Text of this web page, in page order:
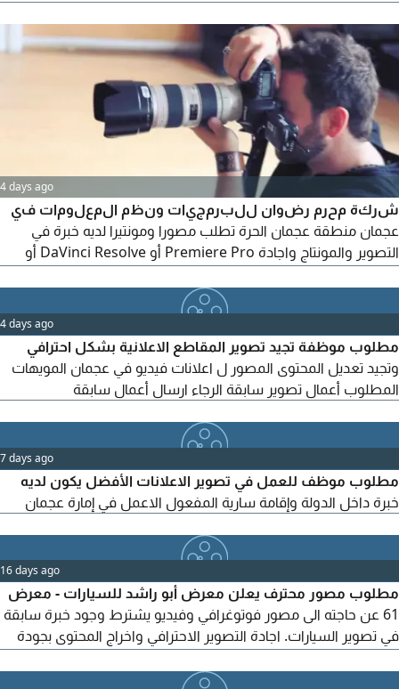
كامل ارسلي سيرتك وأعمالك
4 days ago
شركة محرم رضوان للبرمجيات ونظم المعلومات في
عجمان منطقة عجمان الحرة تطلب مصورا ومونتيرا لديه خبرة في
التصوير والمونتاج واجادة Premiere Pro أو DaVinci Resolve أو
حسب الخبرة. يرجى إرسال السيرة الذاتية مع نماذج من الأعمال
(Portfolio) عبر
4 days ago
مطلوب موظفة تجيد تصوير المقاطع الاعلانية بشكل احترافي
وتجيد تعديل المحتوى المصور ل اعلانات فيديو في عجمان المويهات
المطلوب أعمال تصوير سابقة الرجاء ارسال أعمال سابقة
7 days ago
مطلوب موظف للعمل في تصوير الاعلانات الأفضل يكون لديه
خبرة داخل الدولة وإقامة سارية المفعول الاعمل في إمارة عجمان
16 days ago
مطلوب مصور محترف يعلن معرض أبو راشد للسيارات - معرض
61 عن حاجته الى مصور فوتوغرافي وفيديو يشترط وجود خبرة سابقة
في تصوير السيارات. اجادة التصوير الاحترافي واخراج المحتوى بجودة